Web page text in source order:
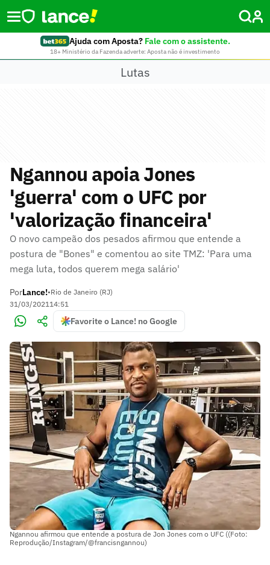
Ajuda com Aposta? Fale com o assistente.
18+ Ministério da Fazenda adverte: Aposta não é investimento
Lutas
Ngannou apoia Jones
'guerra' com o UFC por
'valorização financeira'
O novo campeão dos pesados afirmou que entende a
postura de "Bones" e comentou ao site TMZ: 'Para uma
mega luta, todos querem mega salário'
PorLance!•Rio de Janeiro (RJ)
31/03/202114:51
Favorite o Lance! no Google
Ngannou afirmou que entende a postura de Jon Jones com o UFC ((Foto:
Reprodução/Instagram/@francisngannou)